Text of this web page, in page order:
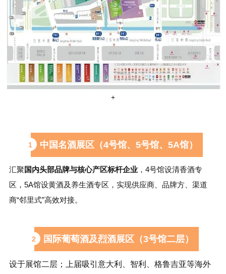
+
1 中国名酒展区（4号馆、5号馆、5A馆）
汇聚国内头部品牌与核心产区标杆企业 ，4号馆设清香酒专
区，5A馆设黄酒及养生酒专区，实现供应商、品牌方、渠道
商“邻里式”高效对接。
2 国际葡萄酒及烈酒展区（3号馆二层）
设于展馆二层；
上届吸引意大利、智利、格鲁吉亚等海外